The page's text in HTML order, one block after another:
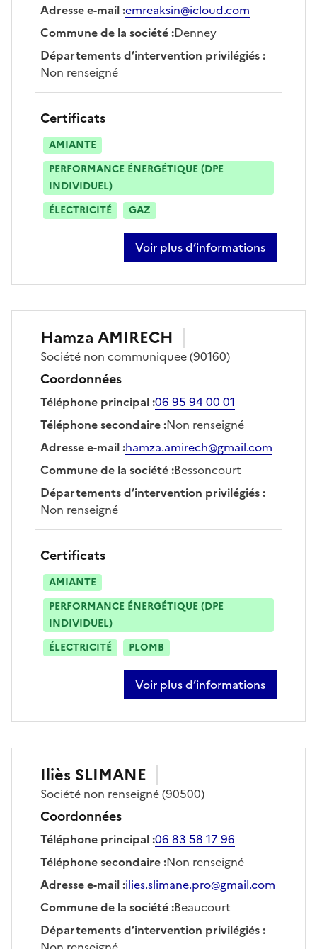
Adresse e-mail:emreaksin@icloud.com
Commune de la société:Denney
Départements d’intervention privilégiés:
Non renseigné
Certificats
AMIANTE
PERFORMANCE ÉNERGÉTIQUE (DPE
INDIVIDUEL)
ÉLECTRICITÉ
GAZ
Voir plus d’informations
sur emre aksin
Hamza AMIRECH
Société non communiquee(90160)
Coordonnées
Téléphone principal:06 95 94 00 01
Téléphone secondaire:Non renseigné
Adresse e-mail:hamza.amirech@gmail.com
Commune de la société:Bessoncourt
Départements d’intervention privilégiés:
Non renseigné
Certificats
AMIANTE
PERFORMANCE ÉNERGÉTIQUE (DPE
INDIVIDUEL)
ÉLECTRICITÉ
PLOMB
Voir plus d’informations
sur hamza amirech
Iliès SLIMANE
Société non renseigné(90500)
Coordonnées
Téléphone principal:06 83 58 17 96
Téléphone secondaire:Non renseigné
Adresse e-mail:ilies.slimane.pro@gmail.com
Commune de la société:Beaucourt
Départements d’intervention privilégiés: